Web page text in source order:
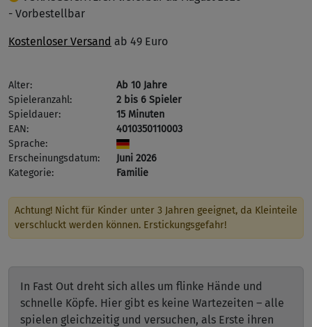
- Vorbestellbar
Kostenloser Versand ab 49 Euro
Alter:
Ab 10 Jahre
Spieleranzahl:
2 bis 6 Spieler
Spieldauer:
15 Minuten
EAN:
4010350110003
Sprache:
Erscheinungsdatum:
Juni 2026
Kategorie:
Familie
Achtung! Nicht für Kinder unter 3 Jahren geeignet, da Kleinteile
verschluckt werden können. Erstickungsgefahr!
In Fast Out dreht sich alles um flinke Hände und
schnelle Köpfe. Hier gibt es keine Wartezeiten – alle
spielen gleichzeitig und versuchen, als Erste ihren